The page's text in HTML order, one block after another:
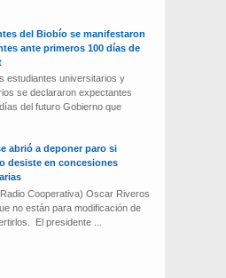
del Biobío se manifestaron
ante primeros 100 días de
estudiantes universitarios y
se declararon expectantes
del futuro Gobierno que
abrió a deponer paro si
desiste en concesiones
Cooperativa) Oscar Riveros
no están para modificación de
El presidente ...